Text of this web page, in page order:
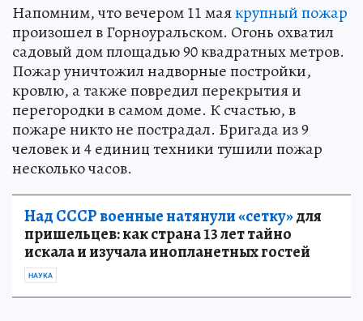
Напомним, что вечером 11 маякрупный пожар
произошел в Горноуральском. Огонь охватил
садовый дом площадью 90 квадратных метров.
Пожар уничтожил надворные постройки,
кровлю, а также повредил перекрытия и
перегородки в самом доме. К счастью, в
пожаре никто не пострадал. Бригада из 9
человек и 4 единиц техники тушили пожар
несколько часов.
Над СССР военные натянули «сетку»для
пришельцев: как страна 13 лет тайно
искала и изучала инопланетных гостей
НАУКА